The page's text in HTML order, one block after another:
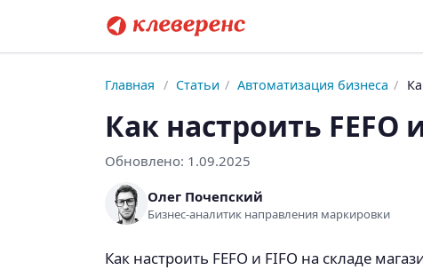
Главная / Статьи / Автоматизация бизнеса /
Как настроить FEFO
Обновлено: 1.09.2025
Олег Почепский
Бизнес-аналитик направления маркировки
Как настроить FEFO и FIFO на складе